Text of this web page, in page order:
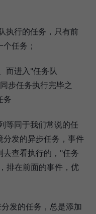
执行的任务，只有前
任务；
而进入"任务队
步任务执行完毕之
务
等同于我们常说的任
发的异步任务，事件
查看执行的，"任务
排在前面的事件，优
发的任务，总是添加